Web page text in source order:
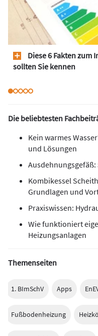
Diese 6 Fakten
sollten Sie kennen
Die beliebtesten
Kein warmes
und Lösungen
Kombikessel
Grundlagen und
Praxiswissen:
Wie funktioniert
Heizungsanlagen
Themenseiten
1. BImSchV Apps
Fußbodenheizung